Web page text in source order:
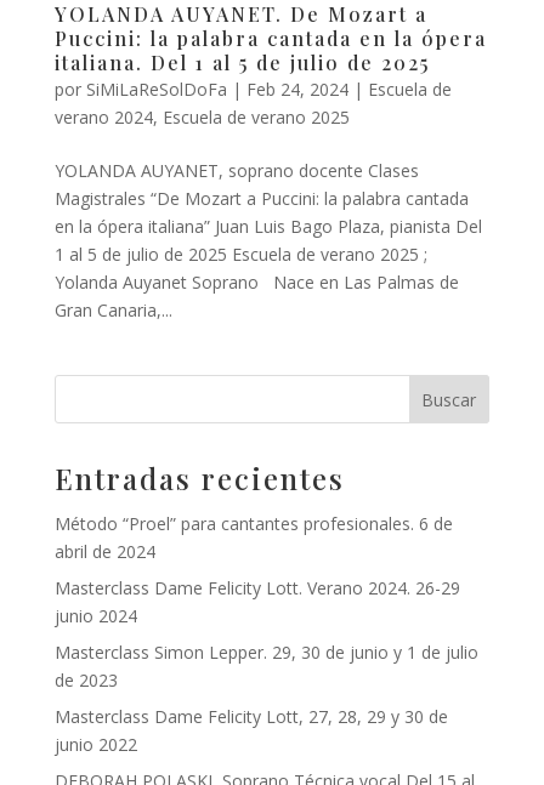
YOLANDA AUYANET. De Mozart a
Puccini: la palabra cantada en la ópera
italiana. Del 1 al 5 de julio de 2025
por SiMiLaReSolDoFa | Feb 24, 2024| Escuela de
verano 2024, Escuela de verano 2025
YOLANDA AUYANET, soprano docente Clases
Magistrales “De Mozart a Puccini: la palabra cantada
en la ópera italiana” Juan Luis Bago Plaza, pianista Del
1 al 5 de julio de 2025 Escuela de verano 2025 ;
Yolanda Auyanet Soprano Nace en Las Palmas de
Gran Canaria,...
Entradas recientes
Método “Proel” para cantantes profesionales. 6 de
abril de 2024
Masterclass Dame Felicity Lott. Verano 2024. 26-29
junio 2024
Masterclass Simon Lepper. 29, 30 de junio y 1 de julio
de 2023
Masterclass Dame Felicity Lott, 27, 28, 29 y 30 de
junio 2022